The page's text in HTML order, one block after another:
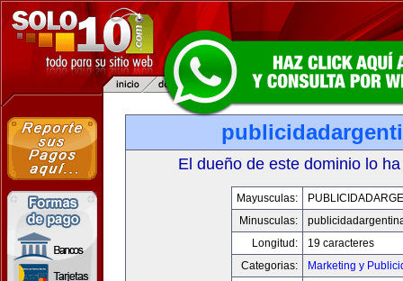
El dueño de este dominio lo
Mayusculas:
Minusculas:
Longitud:
19 caracteres
Categorias:
Marketing y